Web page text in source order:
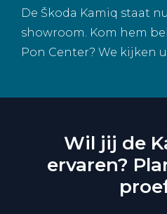
De Škoda Kamiq staat
showroom. Kom hem
Pon Center? We kijken
Wil jij de
ervaren?